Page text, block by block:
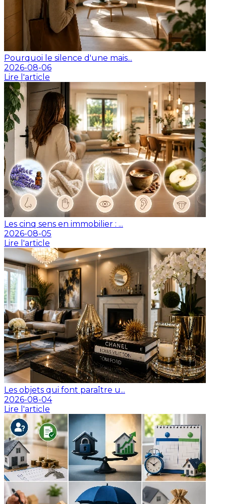
Pourquoi le silence d'une mais...
2026-08-06
Lire l'article
Les cinq sens en immobilier : ...
2026-08-05
Lire l'article
Les objets qui font paraître u...
2026-08-04
Lire l'article